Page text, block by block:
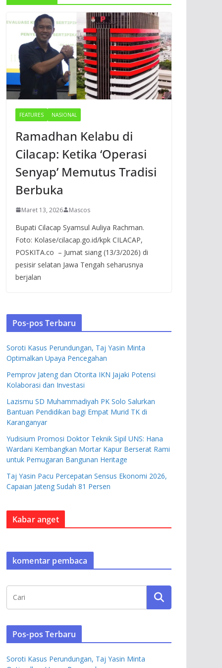
FEATURES NASIONAL
Ramadhan Kelabu di
Cilacap: Ketika ‘Operasi
Senyap’ Memutus Tradisi
Berbuka
Maret 13, 2026 Mascos
Bupati Cilacap Syamsul Auliya Rachman.
Foto: Kolase/cilacap.go.id/kpk CILACAP,
POSKITA.co – Jumat siang (13/3/2026) di
pesisir selatan Jawa Tengah seharusnya
berjalan
Pos-pos Terbaru
Soroti Kasus Perundungan, Taj Yasin Minta
Optimalkan Upaya Pencegahan
Pemprov Jateng dan Otorita IKN Jajaki Potensi
Kolaborasi dan Investasi
Lazismu SD Muhammadiyah PK Solo Salurkan
Bantuan Pendidikan bagi Empat Murid TK di
Karanganyar
Yudisium Promosi Doktor Teknik Sipil UNS: Hana
Wardani Kembangkan Mortar Kapur Berserat Rami
untuk Pemugaran Bangunan Heritage
Taj Yasin Pacu Percepatan Sensus Ekonomi 2026,
Capaian Jateng Sudah 81 Persen
Kabar anget
komentar pembaca
Pos-pos Terbaru
Soroti Kasus Perundungan, Taj Yasin Minta